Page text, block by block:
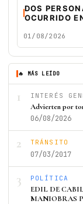
DOS
OCURRIDO
01/08/2026
🔥 MÁS LEÍDO
1 INTERÉS
Advierten por
06/08/2026
2 TRÁNSITO
07/03/2017
3 POLÍTICA
EDIL DE
MANIOBRAS